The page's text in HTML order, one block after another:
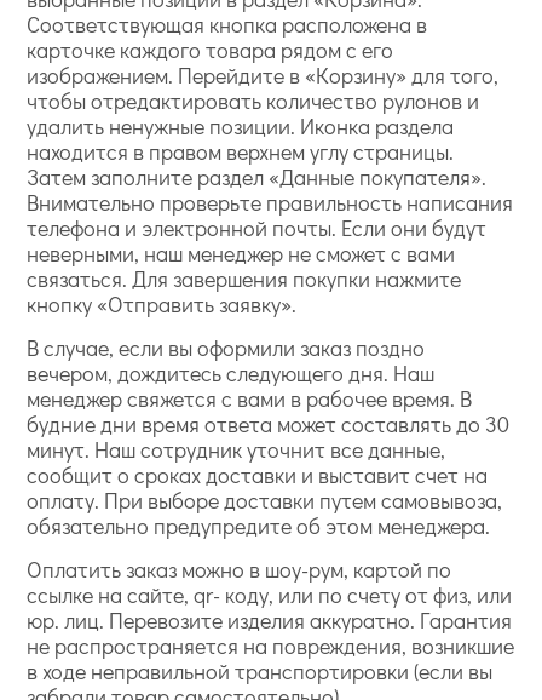
Соответствующая кнопка расположена в
карточке каждого товара рядом с его
изображением. Перейдите в «Корзину» для того,
чтобы отредактировать количество рулонов и
удалить ненужные позиции. Иконка раздела
находится в правом верхнем углу страницы.
Затем заполните раздел «Данные покупателя».
Внимательно проверьте правильность написания
телефона и электронной почты. Если они будут
неверными, наш менеджер не сможет с вами
связаться. Для завершения покупки нажмите
кнопку «Отправить заявку».
В случае, если вы оформили заказ поздно
вечером, дождитесь следующего дня. Наш
менеджер свяжется с вами в рабочее время. В
будние дни время ответа может составлять до 30
минут. Наш сотрудник уточнит все данные,
сообщит о сроках доставки и выставит счет на
оплату. При выборе доставки путем самовывоза,
обязательно предупредите об этом менеджера.
Оплатить заказ можно в шоу-рум, картой по
ссылке на сайте, qr- коду, или по счету от физ, или
юр. лиц. Перевозите изделия аккуратно. Гарантия
не распространяется на повреждения, возникшие
в ходе неправильной транспортировки (если вы